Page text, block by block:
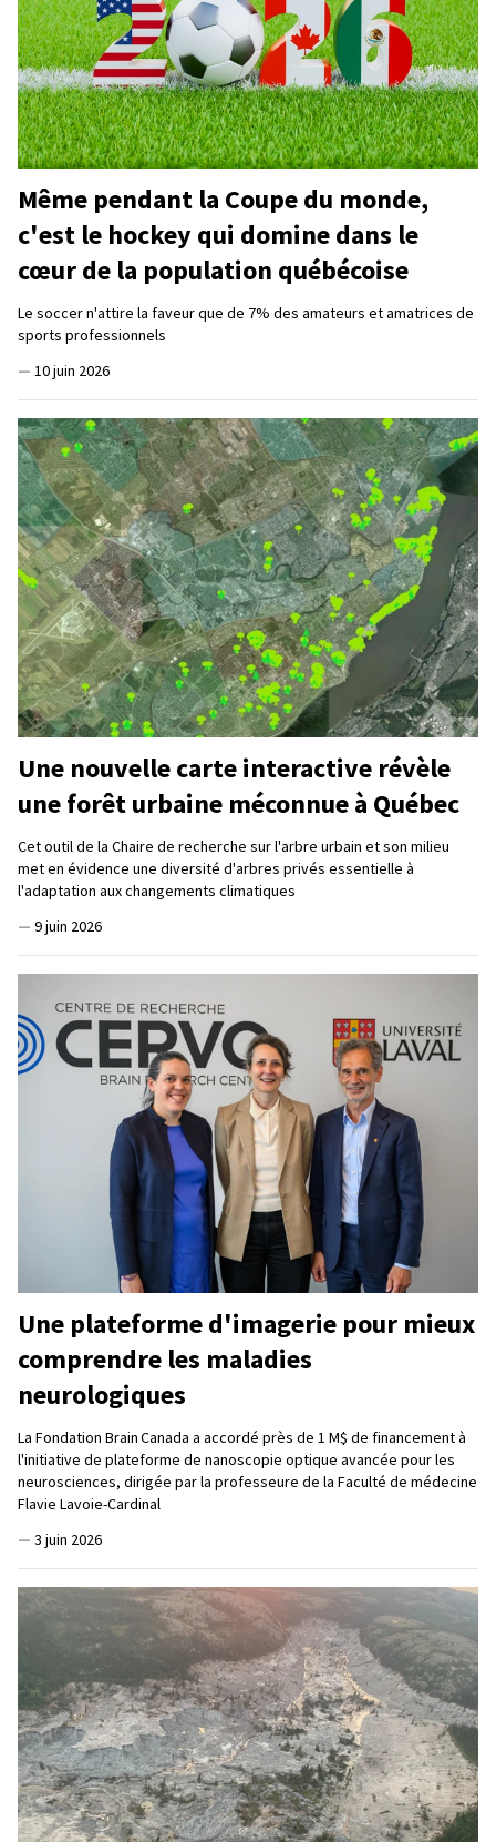
Même pendant la Coupe du monde,
c'est le hockey qui domine dans le
cœur de la population québécoise
Le soccer n'attire la faveur que de 7% des amateurs et amatrices de
sports professionnels
— 10 juin 2026
Une nouvelle carte interactive révèle
une forêt urbaine méconnue à Québec
Cet outil de la Chaire de recherche sur l'arbre urbain et son milieu
met en évidence une diversité d'arbres privés essentielle à
l'adaptation aux changements climatiques
— 9 juin 2026
Une plateforme d'imagerie pour mieux
comprendre les maladies
neurologiques
La Fondation Brain Canada a accordé près de 1 M$ de financement à
l'initiative de plateforme de nanoscopie optique avancée pour les
neurosciences, dirigée par la professeure de la Faculté de médecine
Flavie Lavoie-Cardinal
— 3 juin 2026